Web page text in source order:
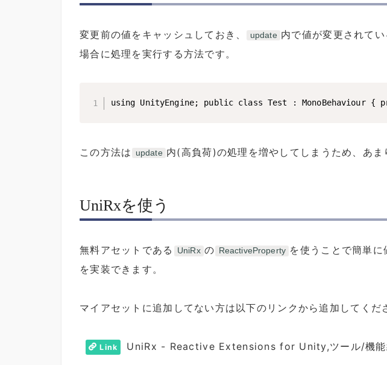
変更前の値をキャッシュしておき、 update 内で値が変更されて
場合に処理を実行する方法です。
using UnityEngine; public class Test : MonoBehaviour {
この方法は update 内(高負荷)の処理を増やしてしまうため、あま
UniRxを使う
無料アセットである UniRx の ReactiveProperty を使うことで簡単
を実装できます。
マイアセットに追加してない方は以下のリンクから追加してくだ
Link UniRx - Reactive Extensions for Unity,ツール/機能